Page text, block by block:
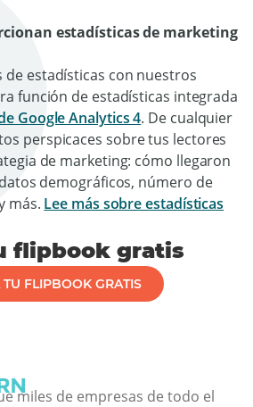
estadísticas de marketing
de estadísticas con nuestros
función de estadísticas integrada
Google Analytics 4. De cualquier
perspicaces sobre tus lectores
de marketing: cómo llegaron
demográficos, número de
más. Lee más sobre estadísticas
flipbook gratis
TU FLIPBOOK GRATIS
miles de empresas de todo el